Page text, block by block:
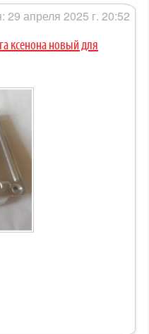
29 апреля 2025 г. 20:52
ксенона новый для